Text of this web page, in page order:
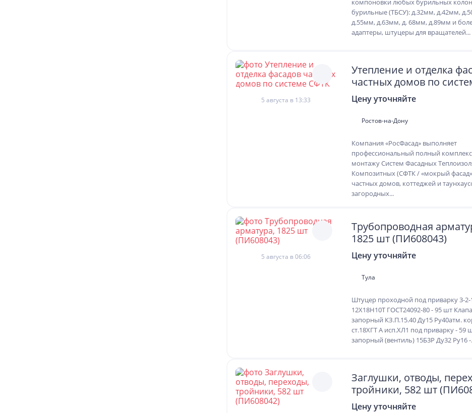
компоновки любых бурильных
бурильные (ТБСУ): д.32мм, д.42мм,
д.55мм, д.63мм, д. 68мм, д.89мм и
адаптеры, штуцеры для вращателей...
5 августа в 13:33
Утепление и отделка
частных домов по
СФТК
Цену уточняйте
Ростов-на-Дону
Компания «РосФасад» выполняет
профессиональный полный
монтажу Систем Фасадных
Композитных (СФТК / «мокрый
частных домов, коттеджей и
загородных...
5 августа в 06:06
Трубопроводная
1825 шт (ПИ608043)
Цену уточняйте
Тула
Штуцер проходной под приварку 3-2-
12Х18Н10Т ГОСТ24092-80 - 95 шт
запорный КЗ.П.15.40 Ду15 Ру40атм.
ст.18ХГТ А исп.ХЛ1 под приварку - 59
запорный (вентиль) 15Б3Р Ду32 Ру16 -
Заглушки, отводы,
тройники, 582 шт
Цену уточняйте